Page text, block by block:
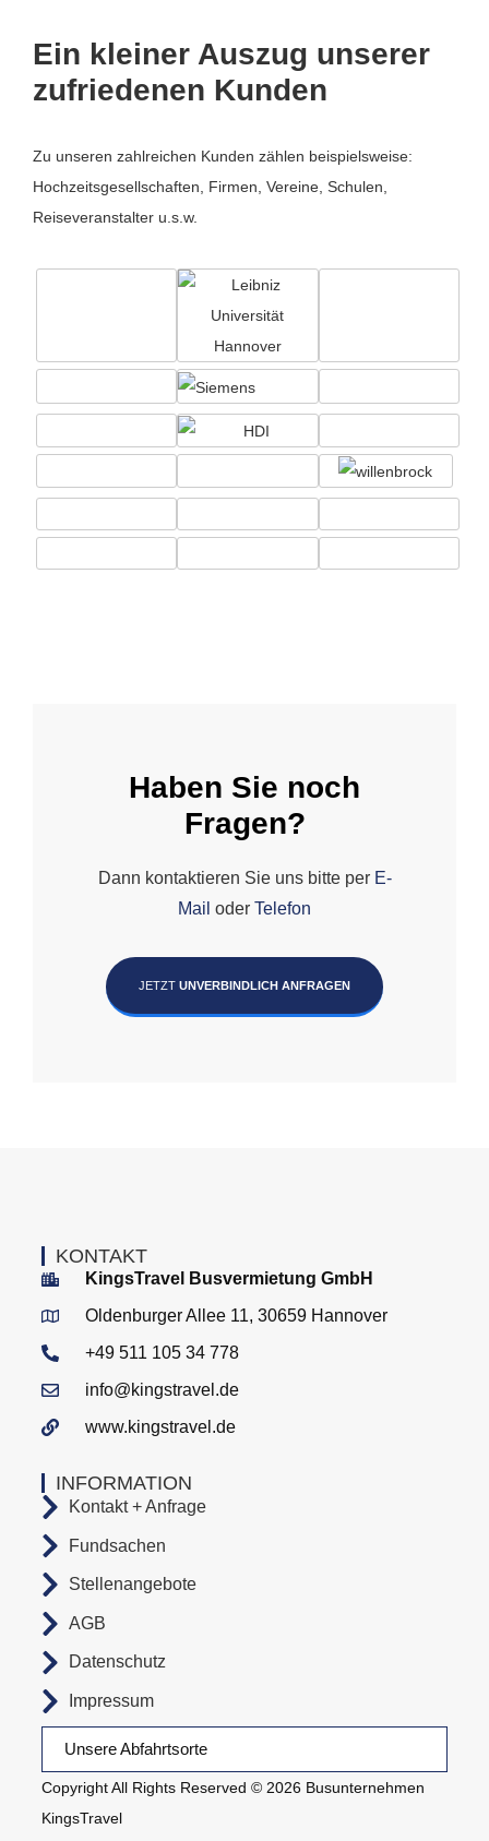
Ein kleiner Auszug unserer
zufriedenen Kunden
Zu unseren zahlreichen Kunden zählen beispielsweise:
Hochzeitsgesellschaften, Firmen, Vereine, Schulen,
Reiseveranstalter u.s.w.
Haben Sie noch
Fragen?
Dann kontaktieren Sie uns bitte per E-
Mail oder Telefon
JETZT UNVERBINDLICH ANFRAGEN
Copyright All Rights Reserved © 2026 Busunternehmen
KingsTravel
Unsere Abfahrtsorte
INFORMATION
Kontakt + Anfrage
Fundsachen
Stellenangebote
AGB
Datenschutz
Impressum
KONTAKT
KingsTravel Busvermietung GmbH
Oldenburger Allee 11, 30659 Hannover
+49 511 105 34 778
info@kingstravel.de
www.kingstravel.de